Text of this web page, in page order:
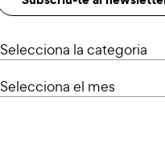
Categories